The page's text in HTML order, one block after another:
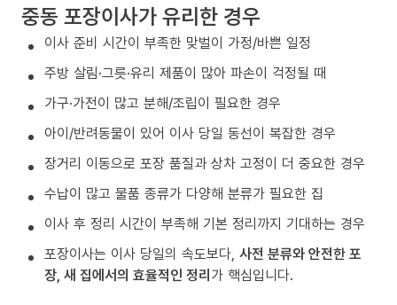
중동 포장이사가 유리한 경우
이사 준비 시간이 부족한 맞벌이 가정/바쁜 일정
주방 살림·그릇·유리 제품이 많아 파손이 걱정될 때
가구·가전이 많고 분해/조립이 필요한 경우
아이/반려동물이 있어 이사 당일 동선이 복잡한 경우
장거리 이동으로 포장 품질과 상차 고정이 더 중요한 경우
수납이 많고 물품 종류가 다양해 분류가 필요한 집
이사 후 정리 시간이 부족해 기본 정리까지 기대하는 경우
포장이사는 이사 당일의 속도보다, 사전 분류와 안전한 포
장, 새 집에서의 효율적인 정리가 핵심입니다.